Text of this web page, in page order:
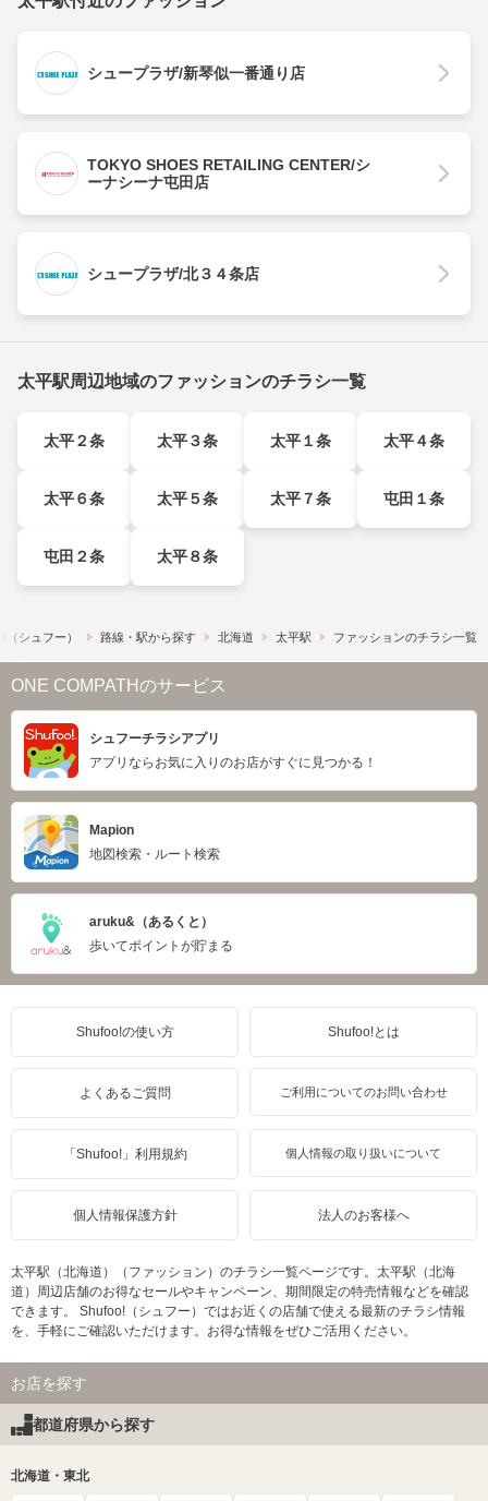
シュープラザ/新琴似一番通り店
TOKYO SHOES RETAILING CENTER/シ
ーナシーナ屯田店
シュープラザ/北３４条店
太平駅周辺地域のファッションのチラシ一覧
太平２条 太平３条 太平１条 太平４条
太平６条 太平５条 太平７条 屯田１条
屯田２条 太平８条
シュフー） 路線・駅から探す 北海道 太平駅 ファッションのチラシ一覧
ONE COMPATHのサービス
シュフーチラシアプリ
アプリならお気に入りのお店がすぐに見つかる！
Mapion
地図検索・ルート検索
aruku&（あるくと）
歩いてポイントが貯まる
Shufoo!の使い方 Shufoo!とは
よくあるご質問 ご利用についてのお問い合わせ
「Shufoo!」利用規約 個人情報の取り扱いについて
個人情報保護方針 法人のお客様へ
太平駅（北海道）（ファッション）のチラシ一覧ページです。太平駅（北海
道）周辺店舗のお得なセールやキャンペーン、期間限定の特売情報などを確認
できます。 Shufoo!（シュフー）ではお近くの店舗で使える最新のチラシ情報
を、手軽にご確認いただけます。お得な情報をぜひご活用ください。
お店を探す
都道府県から探す
北海道・東北